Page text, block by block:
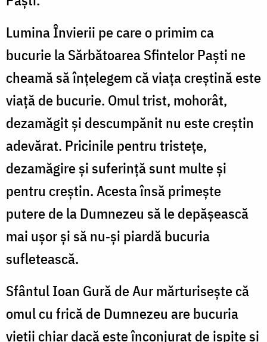
Lumina Învierii pe care o primim ca
bucurie la Sărbătoarea Sfintelor Paști ne
cheamă să înțelegem că viața creștină este
viață de bucurie. Omul trist, mohorât,
dezamăgit și descumpănit nu este creștin
adevărat. Pricinile pentru tristețe,
dezamăgire și suferință sunt multe și
pentru creștin. Acesta însă primește
putere de la Dumnezeu să le depășească
mai ușor și să nu‑și piardă bucuria
sufletească.
Sfântul Ioan Gură de Aur mărturisește că
omul cu frică de Dumnezeu are bucuria
vieții chiar dacă este înconjurat de ispite și